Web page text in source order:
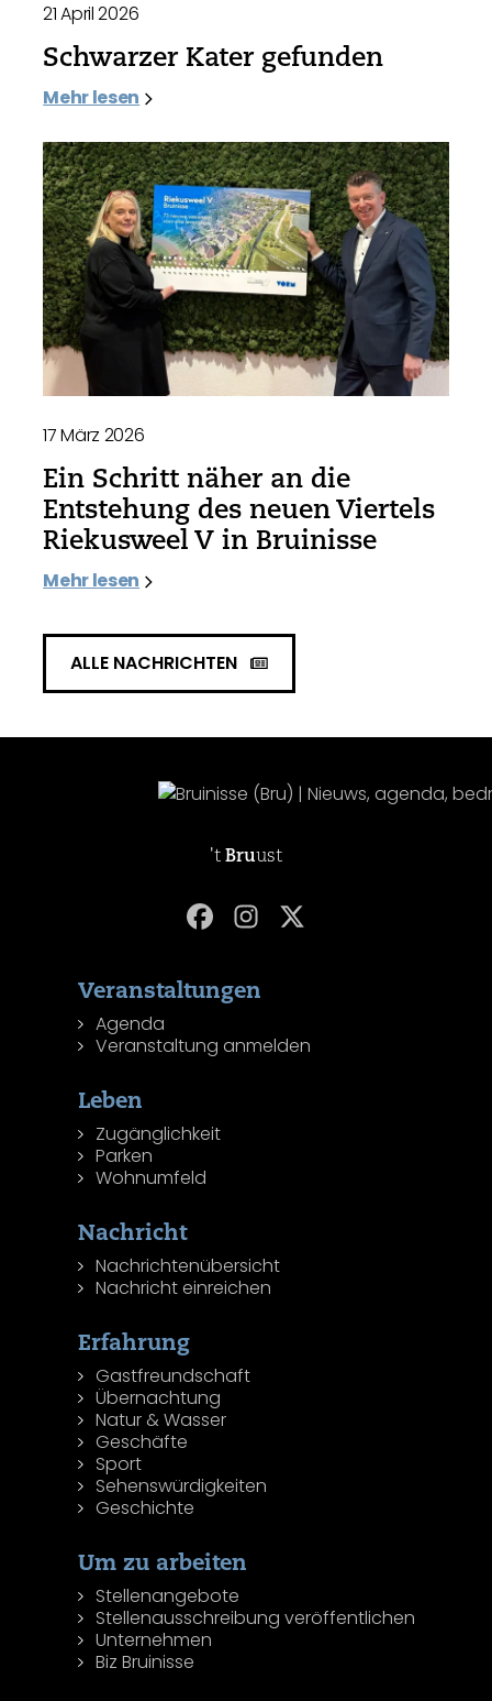
21 April 2026
Schwarzer Kater gefunden
Mehr lesen
17 März 2026
Ein Schritt näher an die
Entstehung des neuen Viertels
Riekusweel V in Bruinisse
Mehr lesen
ALLE NACHRICHTEN
't Bruust
Veranstaltungen
Agenda
Veranstaltung anmelden
Leben
Zugänglichkeit
Parken
Wohnumfeld
Nachricht
Nachrichtenübersicht
Nachricht einreichen
Erfahrung
Gastfreundschaft
Übernachtung
Natur & Wasser
Geschäfte
Sport
Sehenswürdigkeiten
Geschichte
Um zu arbeiten
Stellenangebote
Stellenausschreibung veröffentlichen
Unternehmen
Biz Bruinisse